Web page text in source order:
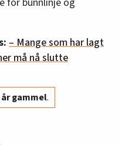
– Mange som har lagt
må nå slutte
gammel.